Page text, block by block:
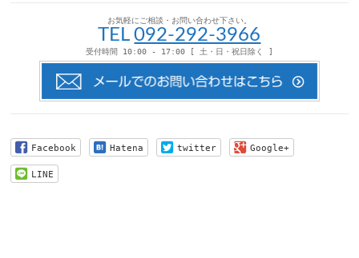
お気軽にご相談・お問い合わせ下さい。
TEL092-292-3966
受付時間 10:00 - 17:00 [ 土・日・祝日除く ]
Facebook Hatena twitter Google+
LINE